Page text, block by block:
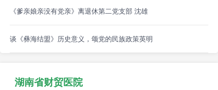
《爹亲娘亲没有党亲》离退休第二党支部 沈雄
谈《彝海结盟》历史意义，颂党的民族政策英明
湖南省财贸医院